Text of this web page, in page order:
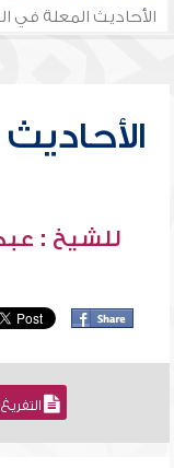
الأحاديث المعلة في
للشيخ :